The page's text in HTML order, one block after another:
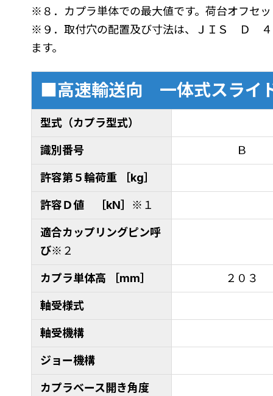
※８．カプラ単体での最大値です。荷台オフセ
※９．取付穴の配置及び寸法は、ＪＩＳ Ｄ ４
ます。
■高速輸送向 一体式スライ
型式（カプラ型式）
識別番号 Ｂ
許容第５輪荷重 ［kg］
許容Ｄ値 ［kN］ ※１
適合カップリングピン呼
び※２
カプラ単体高 ［mm］ ２０３
軸受様式
軸受機構
ジョー機構
カプラベース開き角度